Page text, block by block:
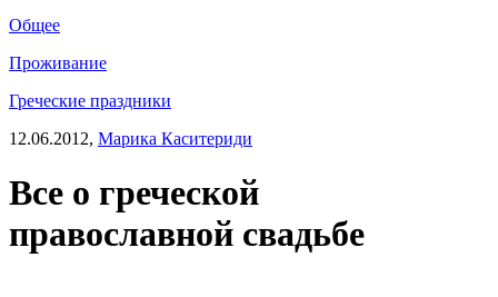
Общее
Проживание
Греческие праздники
12.06.2012, Марика Каситериди
Все о греческой
православной свадьбе